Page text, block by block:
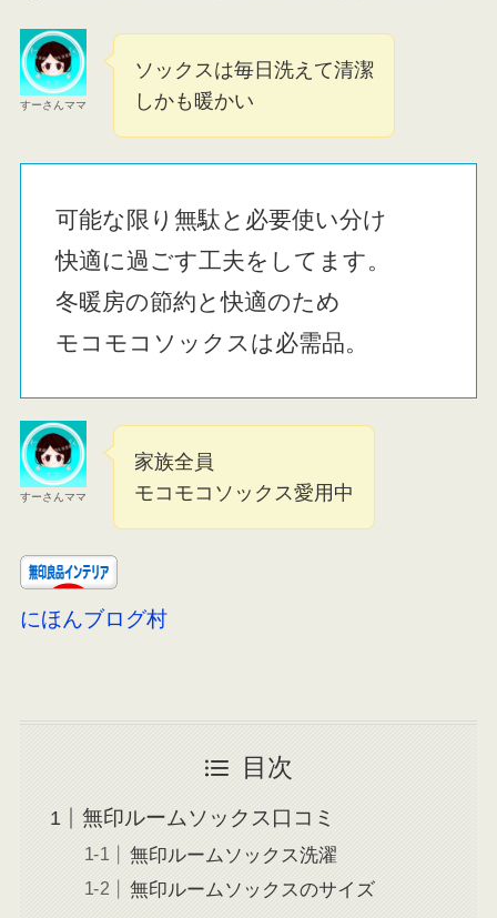
すーさんママ
ソックスは毎日洗えて清潔
しかも暖かい
可能な限り無駄と必要使い分け
快適に過ごす工夫をしてます。
冬暖房の節約と快適のため
モコモコソックスは必需品。
すーさんママ
家族全員
モコモコソックス愛用中
にほんブログ村
目次
無印ルームソックス口コミ
無印ルームソックス洗濯
無印ルームソックスのサイズ